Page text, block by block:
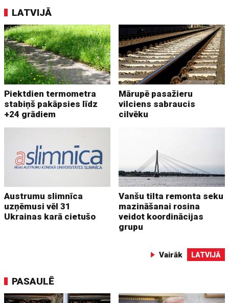
LATVIJĀ
Piektdien termometra
stabiņš pakāpsies līdz
+24 grādiem
Mārupē pasažieru
vilciens sabraucis
cilvēku
Austrumu slimnīca
uzņēmusi vēl 31
Ukrainas karā cietušo
Vanšu tilta remonta seku
mazināšanai rosina
veidot koordinācijas
grupu
Vairāk LATVIJĀ
PASAULĒ